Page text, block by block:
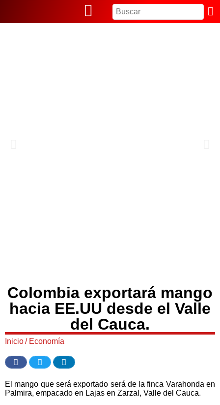
Colombia exportará mango
hacia EE.UU desde el Valle
del Cauca.
Inicio/ Economía
El mango que será exportado será de la finca Varahonda en
Palmira, empacado en Lajas en Zarzal, Valle del Cauca.